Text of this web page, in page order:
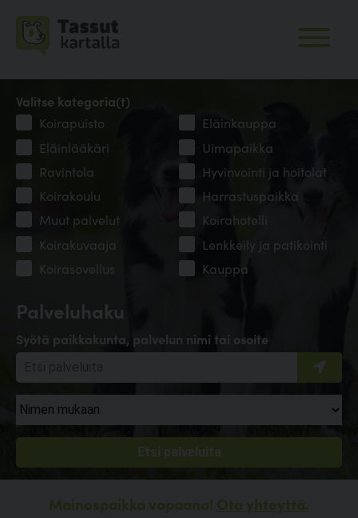
Palveluhaku
Syötä paikkakunta, palvelun nimi tai osoite
Valitse kategoria(t)
Koirapuisto
Eläinkauppa
Eläinlääkäri
Uimapaikka
Ravintola
Hyvinvointi ja hoitolat
Koirakoulu
Harrastuspaikka
Muut palvelut
Koirahotelli
Koirakuvaaja
Lenkkeily ja patikointi
Koirasovellus
Kauppa
Mainospaikka vapaana! Ota yhteyttä.